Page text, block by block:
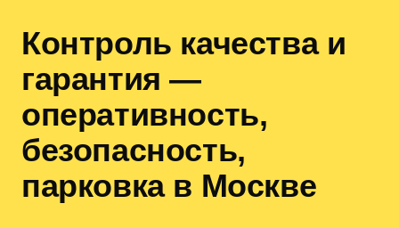
Контроль качества и
гарантия —
оперативность,
безопасность,
парковка в Москве